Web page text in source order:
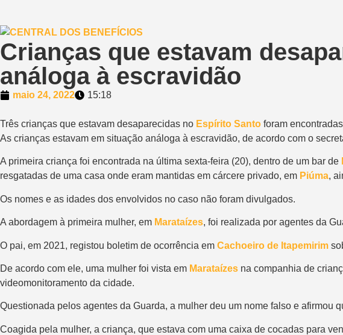
Crianças que estavam
análoga à escravidão
maio 24, 2022 15:18
Três crianças que estavam desaparecidas no Espírito Santo foram
As crianças estavam em situação análoga à escravidão, de acordo com o
A primeira criança foi encontrada na última sexta-feira (20), dentro de um bar de
resgatadas de uma casa onde eram mantidas em cárcere privado, em Piúma,
Os nomes e as idades dos envolvidos no caso não foram divulgados.
A abordagem à primeira mulher, em Marataízes, foi realizada por agentes da
O pai, em 2021, registou boletim de ocorrência em Cachoeiro de Itapemirim
De acordo com ele, uma mulher foi vista em Marataízes na companhia de
videomonitoramento da cidade.
Questionada pelos agentes da Guarda, a mulher deu um nome falso e afirmou
Coagida pela mulher, a criança, que estava com uma caixa de cocadas para